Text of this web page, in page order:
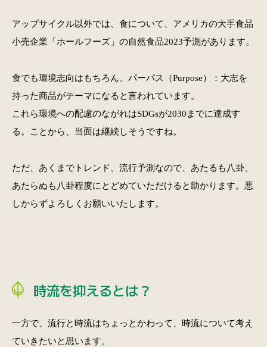
アップサイクル以外では、食について、アメリカの大手食品
小売企業「ホールフーズ」の自然食品2023予測があります。
食でも環境志向はもちろん、パーパス（Purpose）：大志を
持った商品がテーマになると言われています。
これら環境への配慮のながれはSDGsが2030までに達成す
る。ことから、当面は継続しそうですね。
ただ、あくまでトレンド、流行予測なので、あたるも八卦、
あたらぬも八卦程度にとどめていただけると助かります。悪
しからずよろしくお願いいたします。
時流を抑えるとは？
一方で、流行と時流はちょっとかわって、時流について考え
ていきたいと思います。